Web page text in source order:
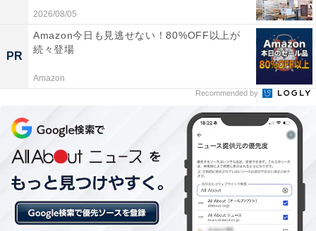
【おすすめ記事】
『鬼滅の刃』好きなキャラクターランキング！ 3位「冨
岡義勇」、2位「我妻善逸」、1位は？
『鬼滅の刃』の禰豆子を演じてほしい女優ランキング！
「永野芽郁」「浜辺美波」を抑えた圧倒的1位は？
・
『鬼滅の刃』の炭治郎を演じてほしい俳優ランキング！
3位「山崎賢人」、2位「佐藤健」、1位は？
・
2026/08/05
PR
Amazon今日も見逃せない！80%OFF以上が
続々登場
Amazon
Recommended by